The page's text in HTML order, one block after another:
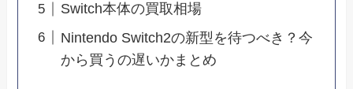
Switch本体の買取相場
Nintendo Switch2の新型を待つべき？今
から買うの遅いかまとめ